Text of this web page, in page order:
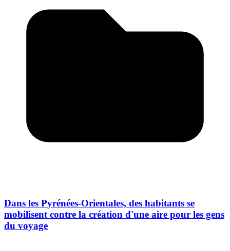
Dans les Pyrénées-Orientales, des habitants se
mobilisent contre la création d'une aire pour les gens
du voyage